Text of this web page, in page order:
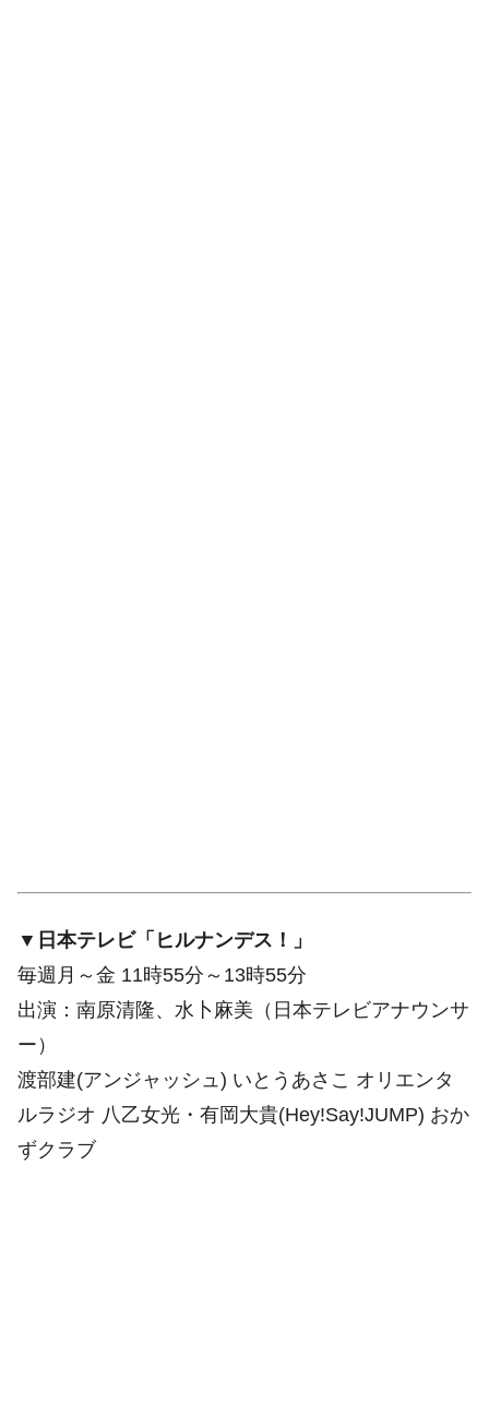
▼日本テレビ「ヒルナンデス！」
毎週月～金 11時55分～13時55分
出演：南原清隆、水卜麻美（日本テレビアナウンサ
ー）
渡部建(アンジャッシュ) いとうあさこ オリエンタ
ルラジオ 八乙女光・有岡大貴(Hey!Say!JUMP) おか
ずクラブ